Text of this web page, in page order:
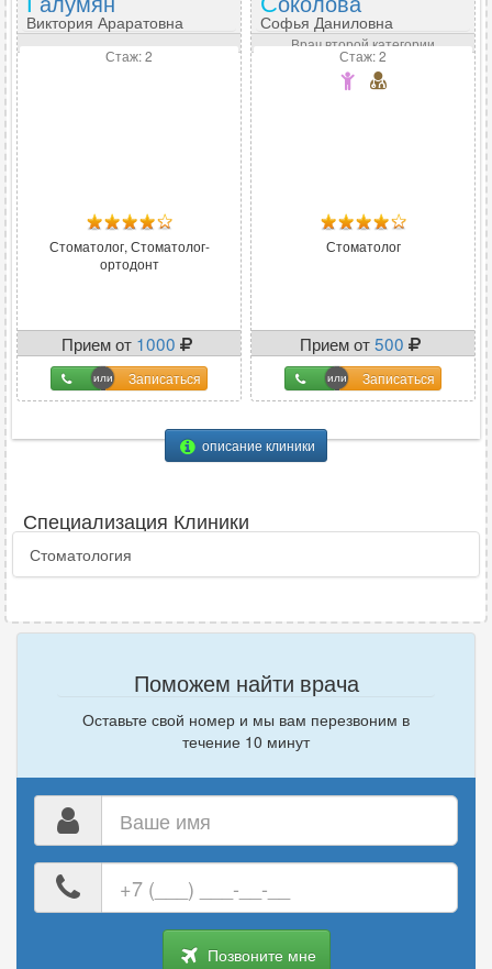
Виктория Араратовна
Стаж: 2
Стоматолог, Стоматолог-
ортодонт
Прием от 1000
Записаться
Софья Даниловна
Врач второй категории
Стаж: 2
Стоматолог
Прием от500
Записаться
описание клиники
Специализация Клиники
Стоматология
Поможем найти врача
Оставьте свой номер и мы вам перезвоним в
течение 10 минут
номер
телефона
Позвоните мне